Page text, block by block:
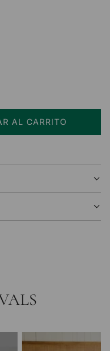
AL CARRITO
C
G
N
O